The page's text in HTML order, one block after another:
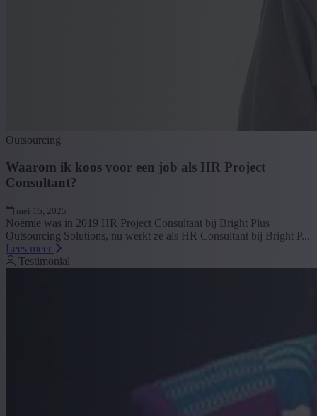
Outsourcing
Waarom ik koos voor een job als HR Project
Consultant?
mei 15, 2025
Noëmie was in 2019 HR Project Consultant bij Bright Plus
Outsourcing Solutions, nu werkt ze als HR Consultant bij Bright P...
Lees meer
Testimonial